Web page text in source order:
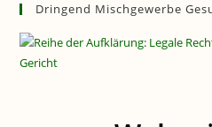
Dringend Mischgewerbe